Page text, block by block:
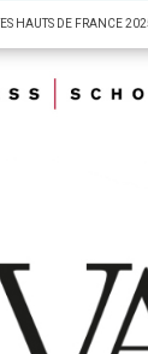
HAUTS DE FRANCE